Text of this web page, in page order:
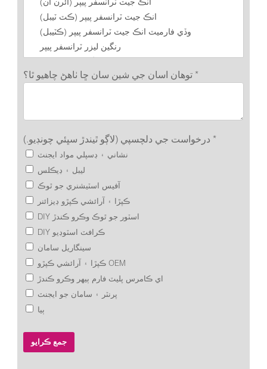
توهان اسان جي شين سان ڇا ٺاهڻ چاهيو ٿا؟ *
درخواست جي دلچسپي (لاڳو ٿيندڙ سڀئي چونڊيو.) *
نشاني ۽ ڊسپلي مواد ايجنٽ
ليبل ۽ ڊيڪلس
آفيس اسٽيشنري جو ٿوڪ
ڪپڙا ۽ آرائشي ڪپڙو ڊيزائنر
DIY اسٽور جو ٿوڪ وڪرو ڪندڙ
DIY ڪرافٽ اسٽوڊيو
سينگاريل سامان
ڪپڙا ۽ آرائشي ڪپڙو OEM
اي ڪامرس پليٽ فارم ٻيهر وڪرو ڪندڙ
پرنٽر ۽ سامان جو ايجنٽ
ٻيا
جمع ڪرايو